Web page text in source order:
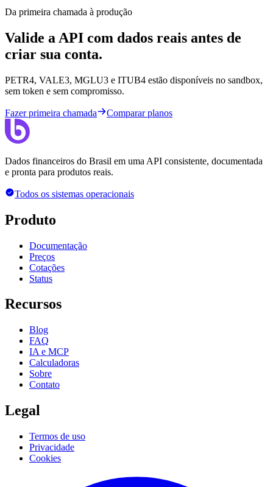
Da primeira chamada à produção
Valide a API com dados reais antes de
criar sua conta.
PETR4, VALE3, MGLU3 e ITUB4 estão disponíveis no sandbox,
sem token e sem compromisso.
Fazer primeira chamada Comparar planos
Dados financeiros do Brasil em uma API consistente, documentada
e pronta para produtos reais.
Todos os sistemas operacionais
Produto
Documentação
Preços
Cotações
Status
Recursos
Blog
FAQ
IA e MCP
Calculadoras
Sobre
Contato
Legal
Termos de uso
Privacidade
Cookies